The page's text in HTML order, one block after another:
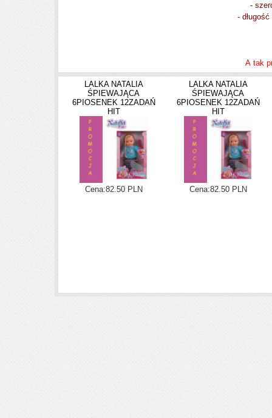
-
-
A tak
LALKA NATALIA
ŚPIEWAJĄCA
6PIOSENEK 12ZADAŃ
HIT
Cena:82.50 PLN
LALKA NATALIA
ŚPIEWAJĄCA
6PIOSENEK 12ZADAŃ
HIT
Cena:82.50 PLN